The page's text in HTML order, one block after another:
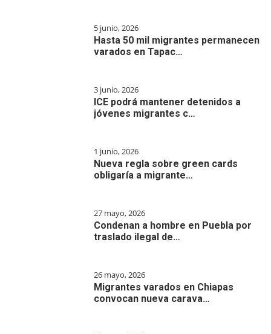
5 junio, 2026
Hasta 50 mil migrantes permanecen
varados en Tapac…
3 junio, 2026
ICE podrá mantener detenidos a
jóvenes migrantes c…
1 junio, 2026
Nueva regla sobre green cards
obligaría a migrante…
27 mayo, 2026
Condenan a hombre en Puebla por
traslado ilegal de…
26 mayo, 2026
Migrantes varados en Chiapas
convocan nueva carava…